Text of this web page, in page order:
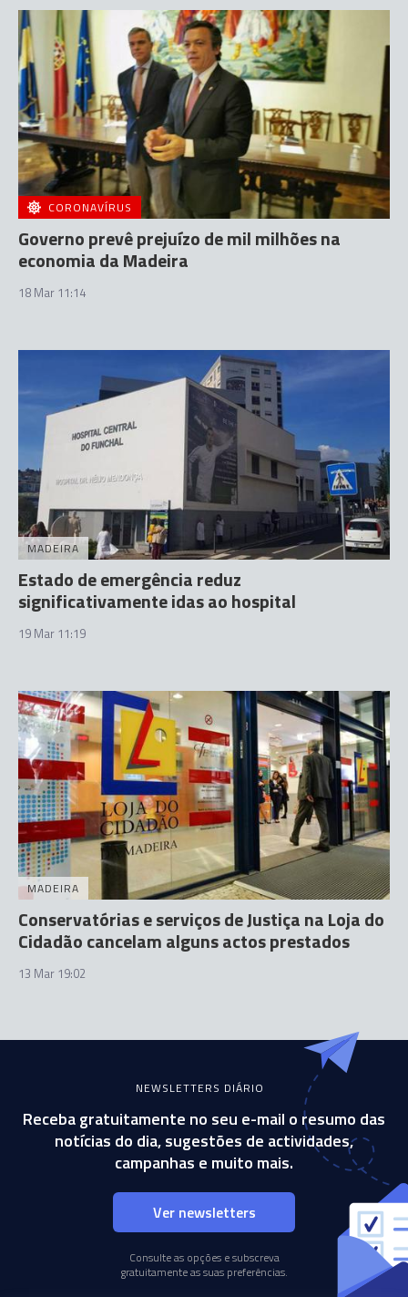
CORONAVÍRUS
Governo prevê prejuízo de mil milhões na
economia da Madeira
18 Mar 11:14
MADEIRA
Estado de emergência reduz
significativamente idas ao hospital
19 Mar 11:19
MADEIRA
Conservatórias e serviços de Justiça na Loja do
Cidadão cancelam alguns actos prestados
13 Mar 19:02
NEWSLETTERS DIÁRIO
Receba gratuitamente no seu e-mail o resumo das
notícias do dia, sugestões de actividades,
campanhas e muito mais.
Ver newsletters
Consulte as opções e subscreva
gratuitamente as suas preferências.